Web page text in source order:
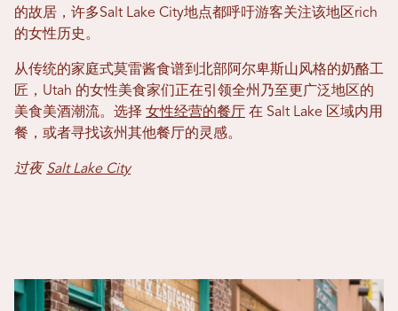
的故居，许多Salt Lake City地点都呼吁游客关注该地区rich
的女性历史。
从传统的家庭式莫雷酱食谱到北部阿尔卑斯山风格的奶酪工
匠，Utah 的女性美食家们正在引领全州乃至更广泛地区的
美食美酒潮流。选择 女性经营的餐厅 在 Salt Lake 区域内用
餐，或者寻找该州其他餐厅的灵感。
过夜 Salt Lake City